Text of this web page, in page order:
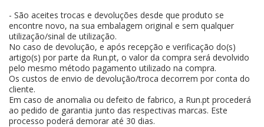
- São aceites trocas e devoluções desde que produto se
encontre novo, na sua embalagem original e sem qualquer
utilização/sinal de utilização.
No caso de devolução, e após recepção e verificação do(s)
artigo(s) por parte da Run.pt, o valor da compra será devolvido
pelo mesmo método pagamento utilizado na compra.
Os custos de envio de devolução/troca decorrem por conta do
cliente.
Em caso de anomalia ou defeito de fabrico, a Run.pt procederá
ao pedido de garantia junto das respectivas marcas. Este
processo poderá demorar até 30 dias.